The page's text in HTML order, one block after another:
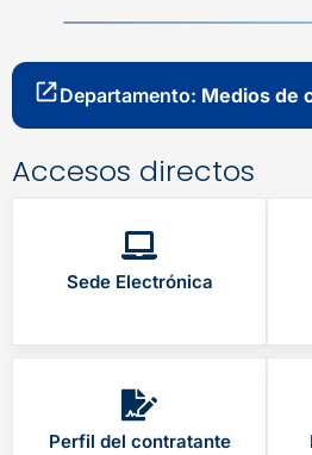
Departamento: Medios de
Accesos directos
Sede Electrónica
Perfil del contratante